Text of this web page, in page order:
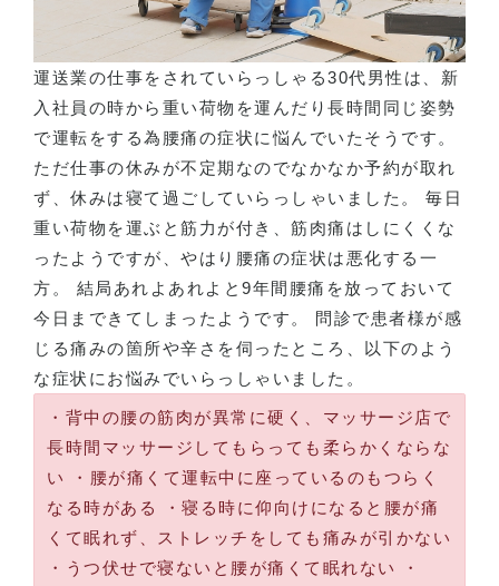
運送業の仕事をされていらっしゃる30代男性は、新
入社員の時から重い荷物を運んだり長時間同じ姿勢
で運転をする為腰痛の症状に悩んでいたそうです。
ただ仕事の休みが不定期なのでなかなか予約が取れ
ず、休みは寝て過ごしていらっしゃいました。 毎日
重い荷物を運ぶと筋力が付き、筋肉痛はしにくくな
ったようですが、やはり腰痛の症状は悪化する一
方。 結局あれよあれよと9年間腰痛を放っておいて
今日まできてしまったようです。 問診で患者様が感
じる痛みの箇所や辛さを伺ったところ、以下のよう
な症状にお悩みでいらっしゃいました。
・背中の腰の筋肉が異常に硬く、マッサージ店で
長時間マッサージしてもらっても柔らかくならな
い ・腰が痛くて運転中に座っているのもつらく
なる時がある ・寝る時に仰向けになると腰が痛
くて眠れず、ストレッチをしても痛みが引かない
・うつ伏せで寝ないと腰が痛くて眠れない ・